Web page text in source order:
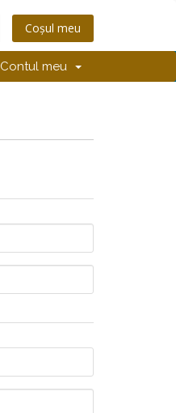
Coșul meu
Contul meu